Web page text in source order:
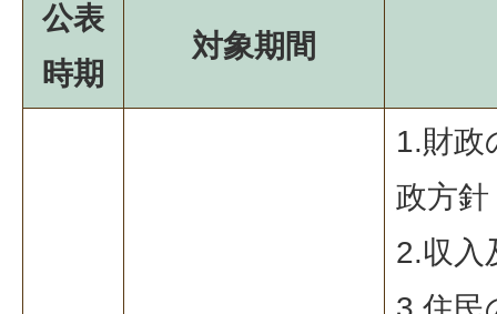
公表
時期
対象期間
1.財政
政方針
2.収入